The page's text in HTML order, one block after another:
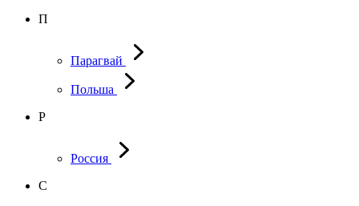
П
Парагвай
Польша
Р
Россия
С